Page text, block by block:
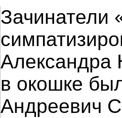
Зачинатели
Александра
в окошке
Андреевич